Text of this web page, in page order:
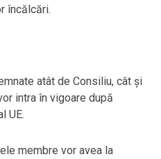
încălcări.
atât de Consiliu, cât și
intra în vigoare după
UE.
membre vor avea la